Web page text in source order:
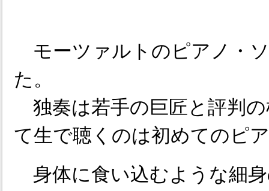
モーツァルトのピアノ・
た。
独奏は若手の巨匠と評判
て生で聴くのは初めてのピ
身体に食い込むような細